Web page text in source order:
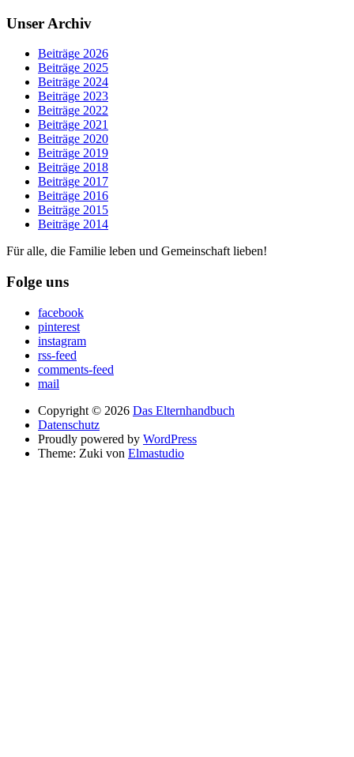
Unser Archiv
Beiträge 2026
Beiträge 2025
Beiträge 2024
Beiträge 2023
Beiträge 2022
Beiträge 2021
Beiträge 2020
Beiträge 2019
Beiträge 2018
Beiträge 2017
Beiträge 2016
Beiträge 2015
Beiträge 2014
Für alle, die Familie leben und Gemeinschaft lieben!
Folge uns
facebook
pinterest
instagram
rss-feed
comments-feed
mail
Copyright © 2026 Das Elternhandbuch
Datenschutz
Proudly powered by WordPress
Theme: Zuki von Elmastudio